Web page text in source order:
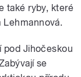
také ryby, které
Lehmannová.
pod Jihočeskou
se